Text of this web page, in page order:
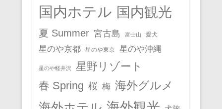
国内ホテル 国内観光
夏 Summer 宮古島 富士山 愛犬
星のや京都 星のや東京 星のや沖縄
星のや軽井沢
星野リゾート
春 Spring 桜 梅 海外グルメ